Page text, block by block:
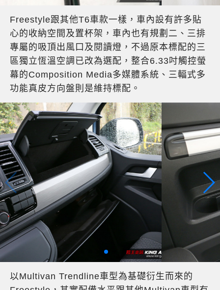
Freestyle跟其他T6車款一樣，車內設有許多貼
心的收納空間及置杯架，車內也有規劃二、三排
專屬的吸頂出風口及閱讀燈，不過原本標配的三
區獨立恆溫空調已改為選配，整合6.33吋觸控螢
幕的Composition Media多媒體系統、三輻式多
功能真皮方向盤則是維持標配。
以Multivan Trendline車型為基礎衍生而來的